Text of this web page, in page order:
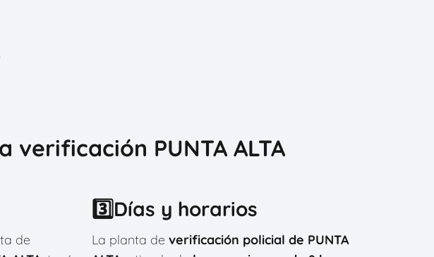
PUNTA ALTA
de
3️⃣Días y horarios
La planta de verificación policial de PUNTA